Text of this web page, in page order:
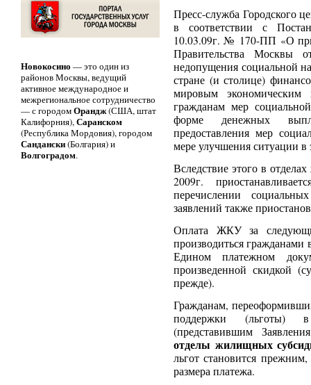
Пресс-служба Городского
в соответствии с
10.03.09г. № 170-ПП «О
Правительства
недопущения социальной
стране (и столице)
мировым экономическим
гражданам мер
форме денежных
предоставления мер
мере улучшения ситуации в
Вследствие этого в
2009г.
перечислении
заявлений также
Оплата ЖКУ за
производиться гражданами
Едином платежном
произведенной скидкой
прежде).
Гражданам,
поддержки (льготы)
(представившим
отделы жилищных
льгот становится
размера платежа.
Новокосино — это один из
районов Москвы, ведущий
активное международное и
межрегиональное сотрудничество
— с городомОрандж(США, штат
Калифорния),Саранском
(Республика Мордовия), городом
Сандански(Болгария) и
Волгоградом.